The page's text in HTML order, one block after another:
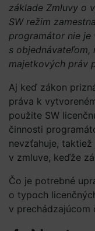
základe Zmluvy o
SW režim
programátor nie je
s objednávateľom,
majetkových práv
Aj keď zákon
práva k
použite SW
činnosti
nevzťahuje,
v zmluve, keďže
Čo je potrebné
o typoch
v prechádzajúcom